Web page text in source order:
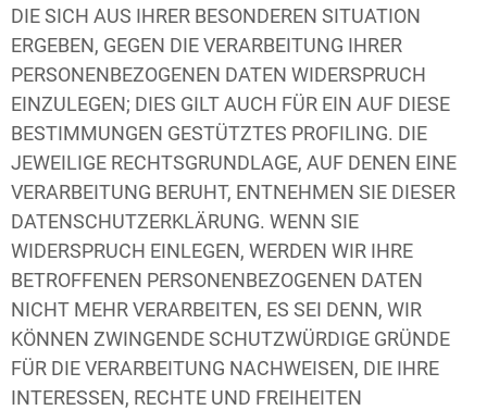
DIE SICH AUS IHRER BESONDEREN SITUATION
ERGEBEN, GEGEN DIE VERARBEITUNG IHRER
PERSONENBEZOGENEN DATEN WIDERSPRUCH
EINZULEGEN; DIES GILT AUCH FÜR EIN AUF DIESE
BESTIMMUNGEN GESTÜTZTES PROFILING. DIE
JEWEILIGE RECHTSGRUNDLAGE, AUF DENEN EINE
VERARBEITUNG BERUHT, ENTNEHMEN SIE DIESER
DATENSCHUTZERKLÄRUNG. WENN SIE
WIDERSPRUCH EINLEGEN, WERDEN WIR IHRE
BETROFFENEN PERSONENBEZOGENEN DATEN
NICHT MEHR VERARBEITEN, ES SEI DENN, WIR
KÖNNEN ZWINGENDE SCHUTZWÜRDIGE GRÜNDE
FÜR DIE VERARBEITUNG NACHWEISEN, DIE IHRE
INTERESSEN, RECHTE UND FREIHEITEN